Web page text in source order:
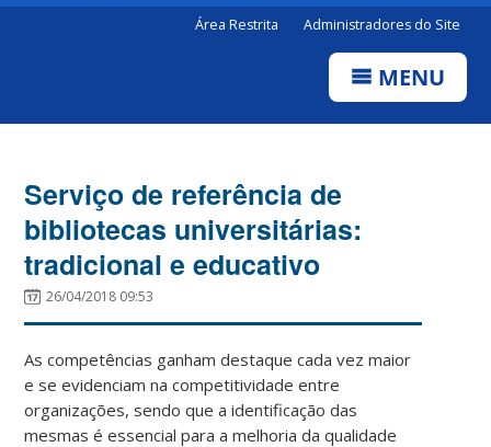
Área Restrita Administradores do Site
MENU
Serviço de referência de
bibliotecas universitárias:
tradicional e educativo
26/04/2018 09:53
As competências ganham destaque cada vez maior
e se evidenciam na competitividade entre
organizações, sendo que a identificação das
mesmas é essencial para a melhoria da qualidade